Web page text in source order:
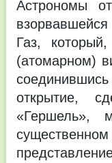
Астрономы
Газ,
(атомарном)
открытие,
«Гершель»,